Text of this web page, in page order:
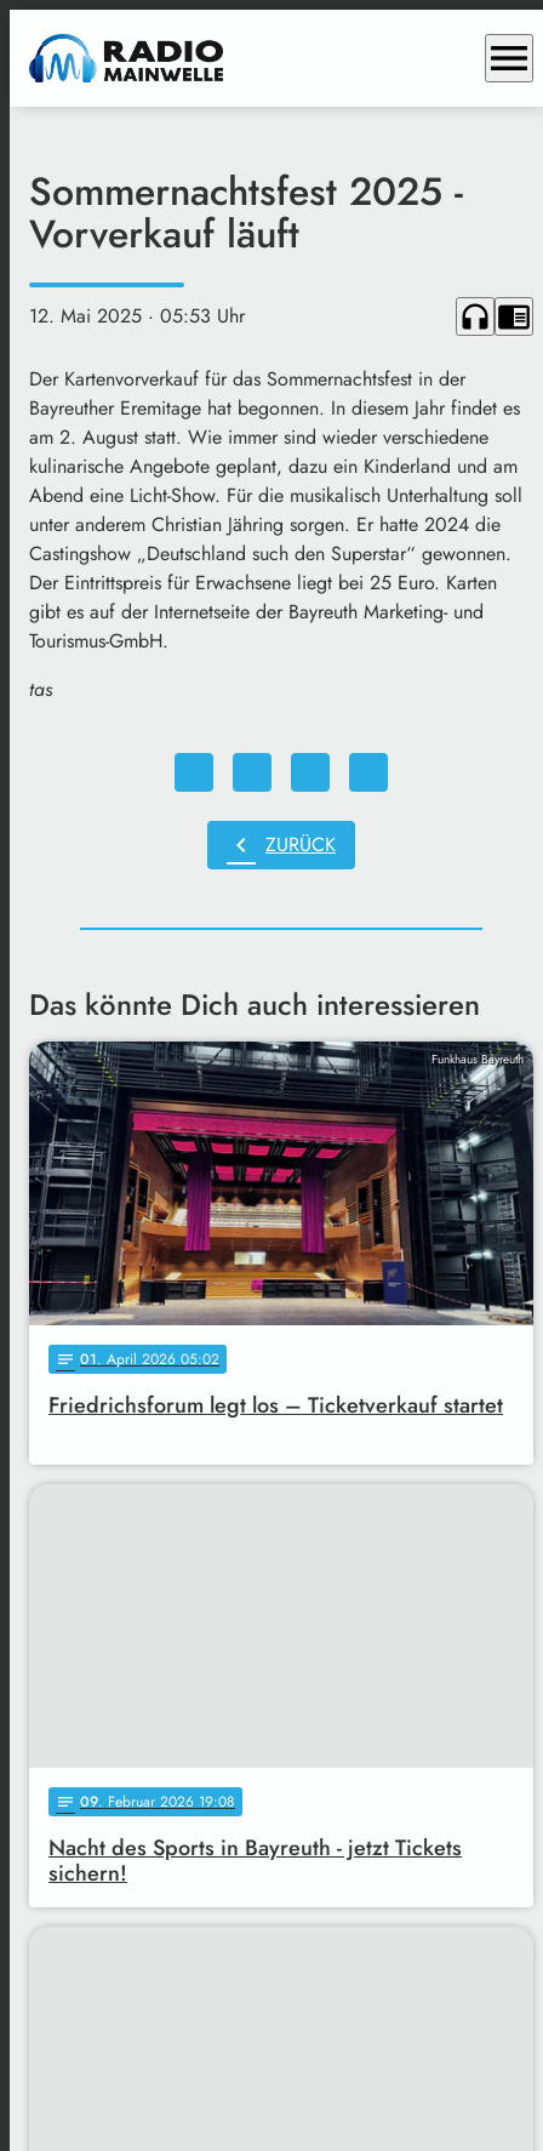
menu
Sommernachtsfest 2025 -
Vorverkauf läuft
12. Mai 2025 · 05:53 Uhr headphones chrome_reader_mode
Der Kartenvorverkauf für das Sommernachtsfest in der
Bayreuther Eremitage hat begonnen. In diesem Jahr findet es
am 2. August statt. Wie immer sind wieder verschiedene
kulinarische Angebote geplant, dazu ein Kinderland und am
Abend eine Licht-Show. Für die musikalisch Unterhaltung soll
unter anderem Christian Jähring sorgen. Er hatte 2024 die
Castingshow „Deutschland such den Superstar“ gewonnen.
Der Eintrittspreis für Erwachsene liegt bei 25 Euro. Karten
gibt es auf der Internetseite der Bayreuth Marketing- und
Tourismus-GmbH.
tas
chevron_left ZURÜCK
Das könnte Dich auch interessieren
Funkhaus Bayreuth
notes 01. April 2026 05:02
Friedrichsforum legt los – Ticketverkauf startet
notes 09. Februar 2026 19:08
Nacht des Sports in Bayreuth - jetzt Tickets
sichern!